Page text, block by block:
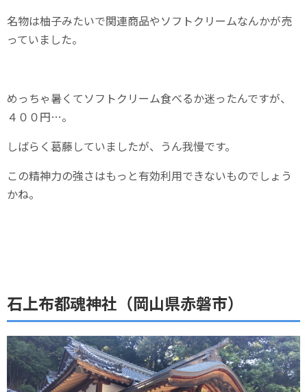
名物は柚子みたいで関連商品やソフトクリームなんかが売
っていました。
めっちゃ暑くてソフトクリーム食べるか迷ったんですが、
４００円…。
しばらく葛藤していましたが、うん我慢です。
この精神力の強さはもっと有効利用できないものでしょう
かね。
石上布都魂神社（岡山県赤磐市）